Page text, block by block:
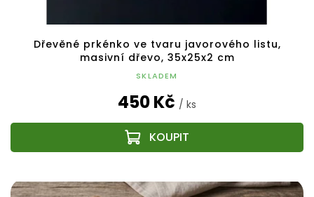
Dřevěné prkénko ve tvaru javorového listu,
masivní dřevo, 35x25x2 cm
SKLADEM
450 Kč / ks